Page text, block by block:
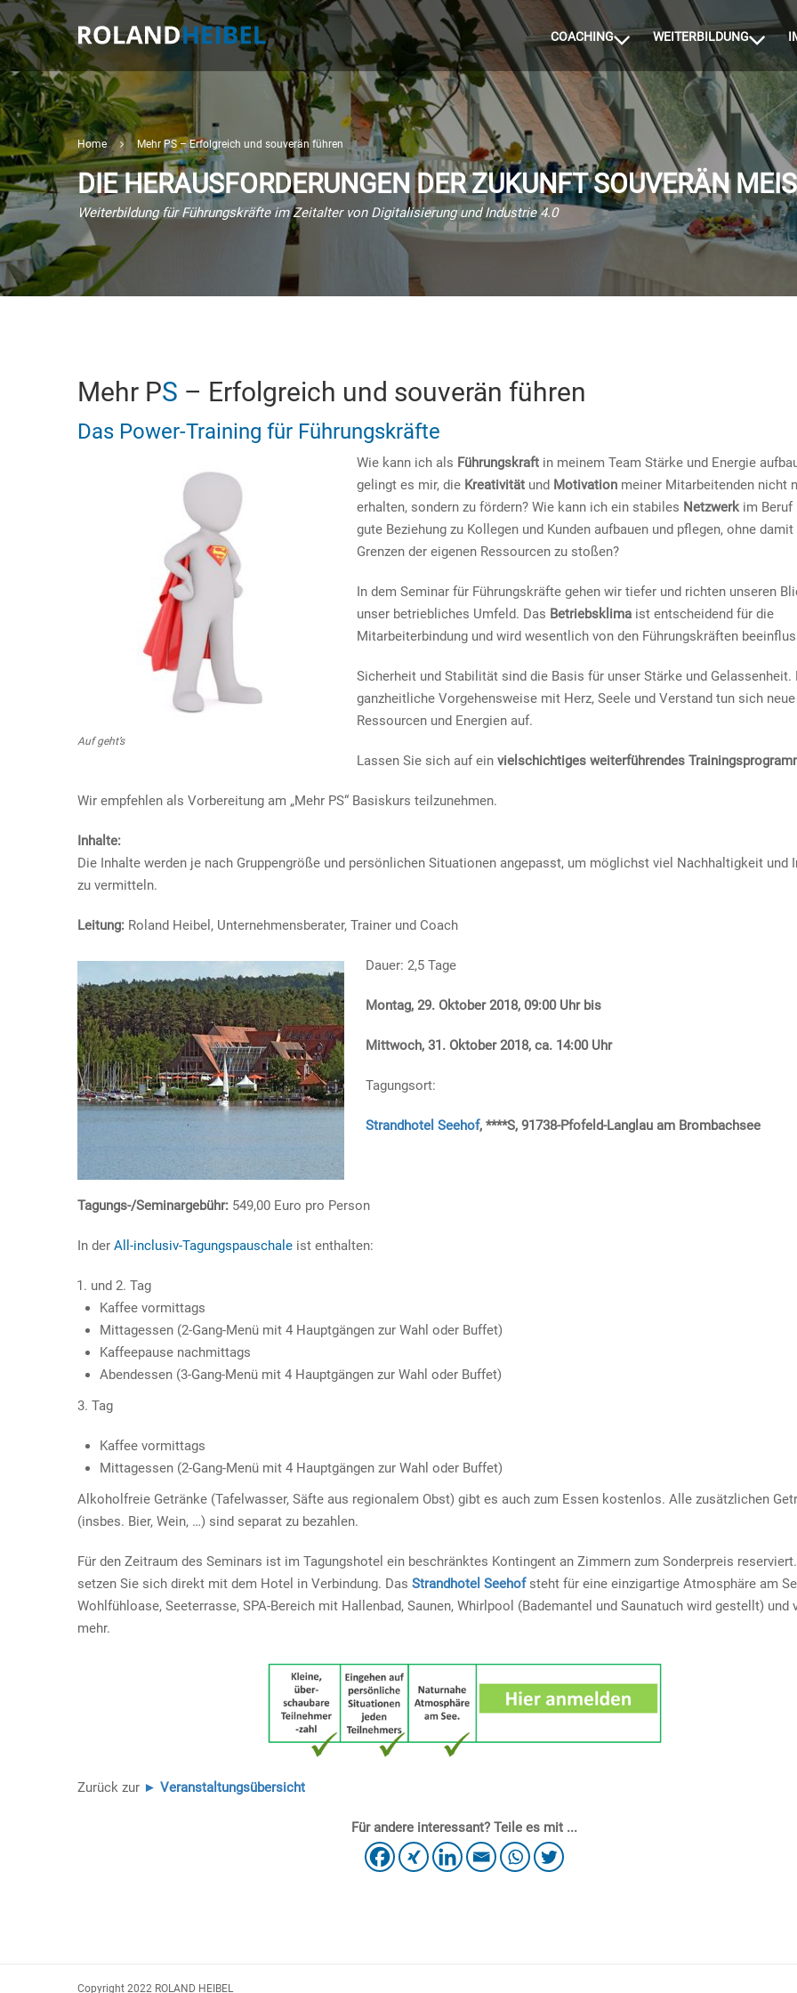
COACHING WEITERBILDUNG
Home Mehr PS – Erfolgreich und souverän führen
DIE HERAUSFORDERUNGEN DER ZUKUNFT SOUVERÄN
Weiterbildung für Führungskräfte im Zeitalter von Digitalisierung und Industrie 4.0
Mehr PS – Erfolgreich und souverän führen
Das Power-Training für Führungskräfte
Auf geht’s
Wie kann ich als Führungskraft in meinem Team Stärke und Energie
gelingt es mir, die Kreativität und Motivation meiner Mitarbeitenden nicht
erhalten, sondern zu fördern? Wie kann ich ein stabiles Netzwerkim Beruf
gute Beziehung zu Kollegen und Kunden aufbauen und pflegen, ohne damit
Grenzen der eigenen Ressourcen zu stoßen?
In dem Seminar für Führungskräfte gehen wir tiefer und richten unseren
unser betriebliches Umfeld. Das Betriebsklima ist entscheidend für die
Mitarbeiterbindung und wird wesentlich von den Führungskräften
Sicherheit und Stabilität sind die Basis für unser Stärke und Gelassenheit.
ganzheitliche Vorgehensweise mit Herz, Seele und Verstand tun sich neue
Ressourcen und Energien auf.
Lassen Sie sich auf ein vielschichtiges weiterführendes
Wir empfehlen als Vorbereitung am „Mehr PS“ Basiskurs teilzunehmen.
Inhalte:
Die Inhalte werden je nach Gruppengröße und persönlichen Situationen angepasst, um möglichst viel Nachhaltigkeit und
zu vermitteln.
Leitung: Roland Heibel, Unternehmensberater, Trainer und Coach
Dauer: 2,5 Tage
Montag, 29. Oktober 2018, 09:00 Uhr bis
Mittwoch, 31. Oktober 2018, ca. 14:00 Uhr
Tagungsort:
Strandhotel Seehof, ****S, 91738-Pfofeld-Langlau am Brombachsee
Tagungs-/Seminargebühr: 549,00 Euro pro Person
In der All-inclusiv-Tagungspauschale ist enthalten:
und 2. Tag
Kaffee vormittags
Mittagessen (2-Gang-Menü mit 4 Hauptgängen zur Wahl oder Buffet)
Kaffeepause nachmittags
Abendessen (3-Gang-Menü mit 4 Hauptgängen zur Wahl oder Buffet)
3. Tag
Kaffee vormittags
Mittagessen (2-Gang-Menü mit 4 Hauptgängen zur Wahl oder Buffet)
Alkoholfreie Getränke (Tafelwasser, Säfte aus regionalem Obst) gibt es auch zum Essen kostenlos. Alle zusätzlichen
(insbes. Bier, Wein, …) sind separat zu bezahlen.
Für den Zeitraum des Seminars ist im Tagungshotel ein beschränktes Kontingent an Zimmern zum Sonderpreis
setzen Sie sich direkt mit dem Hotel in Verbindung. Das Strandhotel Seehof steht für eine einzigartige Atmosphäre am
Wohlfühloase, Seeterrasse, SPA-Bereich mit Hallenbad, Saunen, Whirlpool (Bademantel und Saunatuch wird gestellt) und
mehr.
Zurück zur ► Veranstaltungsübersicht
Für andere interessant? Teile es mit ...
Copyright 2022 ROLAND HEIBEL